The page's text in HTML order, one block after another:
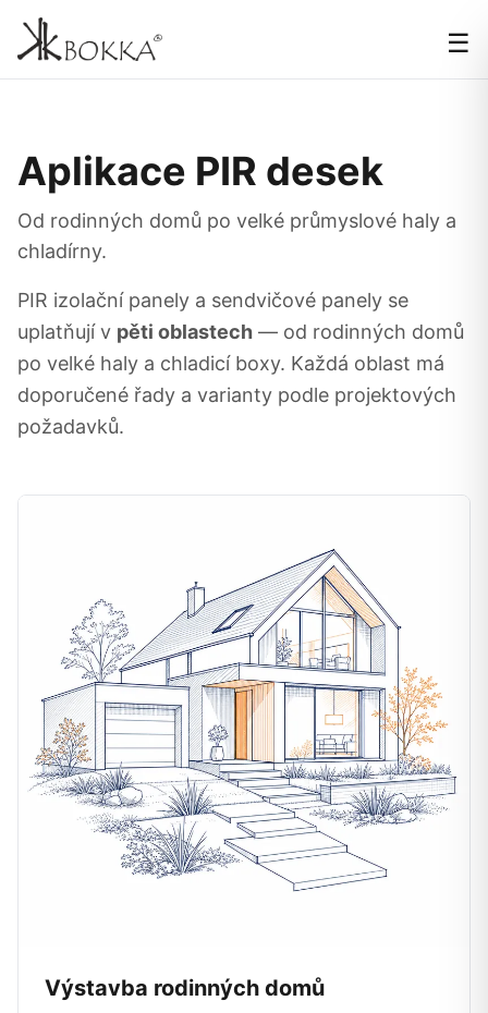
☰
Aplikace PIR desek
Od rodinných domů po velké průmyslové haly a
chladírny.
PIR izolační panely a sendvičové panely se
uplatňují v pěti oblastech — od rodinných domů
po velké haly a chladicí boxy. Každá oblast má
doporučené řady a varianty podle projektových
požadavků.
Výstavba rodinných domů